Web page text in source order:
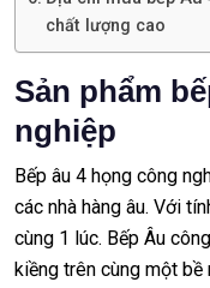
chất lượng cao
Sản phẩm
nghiệp
Bếp âu 4 họng công
các nhà hàng âu. Với
cùng 1 lúc. Bếp Âu
kiềng trên cùng một